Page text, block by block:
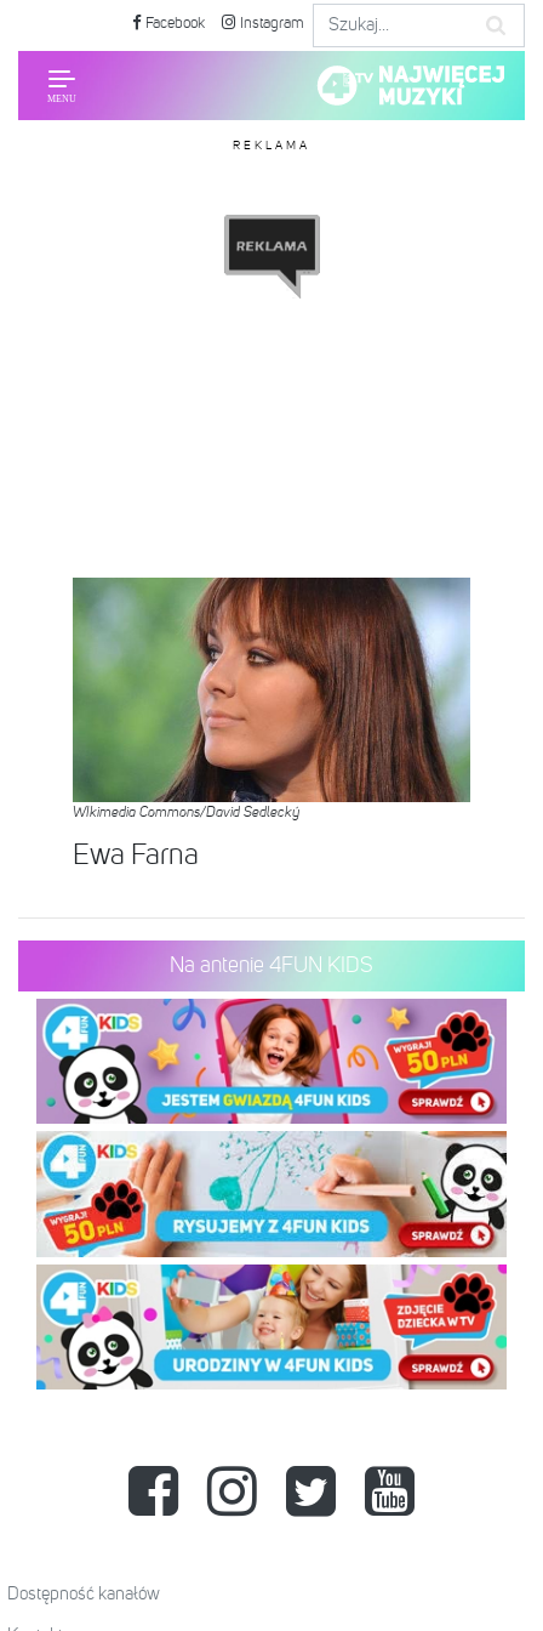
Facebook Instagram
REKLAMA
WIkimedia Commons/David Sedlecký
Ewa Farna
Na antenie 4FUN KIDS
Dostępność kanałów